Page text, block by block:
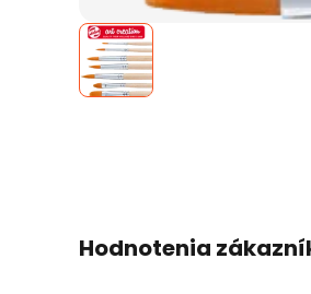
Hodnotenia